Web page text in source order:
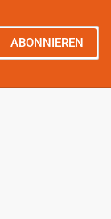
ABONNIEREN